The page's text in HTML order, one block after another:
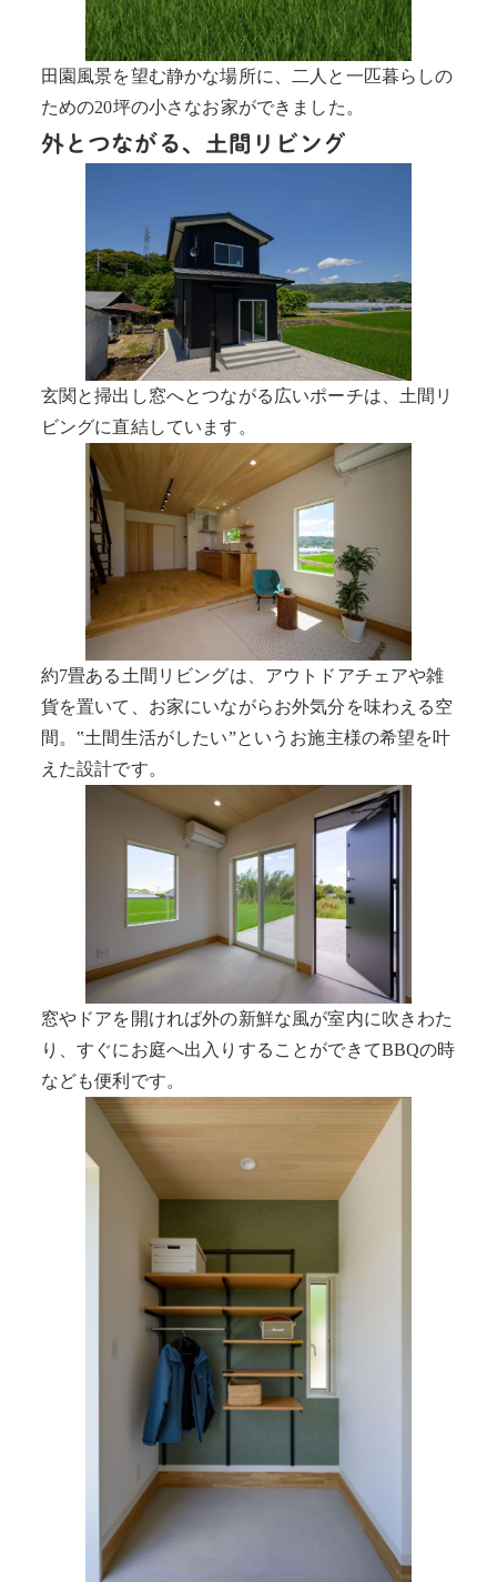
田園風景を望む静かな場所に、二人と一匹暮らしの
ための20坪の小さなお家ができました。
外とつながる、土間リビング
玄関と掃出し窓へとつながる広いポーチは、土間リ
ビングに直結しています。
約7畳ある土間リビングは、アウトドアチェアや雑
貨を置いて、お家にいながらお外気分を味わえる空
間。‟土間生活がしたい”というお施主様の希望を叶
えた設計です。
窓やドアを開ければ外の新鮮な風が室内に吹きわた
り、すぐにお庭へ出入りすることができてBBQの時
なども便利です。